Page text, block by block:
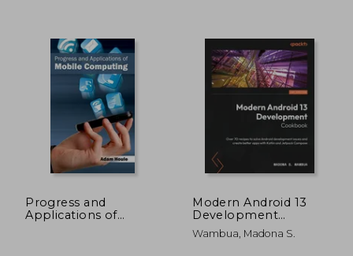
40% 40%
dcto.
Progress and
Applications of
Modern Android 13
Development
Cookbook: Over 70
recipes to solve
Wambua, Madona S.